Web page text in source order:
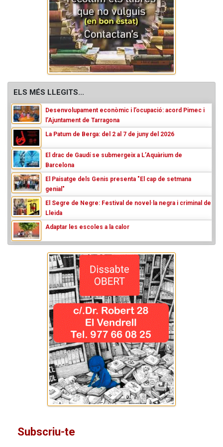
ELS MÉS LLEGITS...
Desenvolupament econòmic i l’ocupació: acord Pimec i
l’Ajuntament de Tarragona
La Patum de Berga: del 2 al 7 de juny del 2026
El drac de Gaudí se submergeix a L’Aquàrium de
Barcelona
El Paisatge dels Genis presenta "El cap de setmana
genial"
El Segre de Negre: Festival de novel·la negra i criminal de
Lleida
Adaptar les escoles a la calor
Subscriu-te